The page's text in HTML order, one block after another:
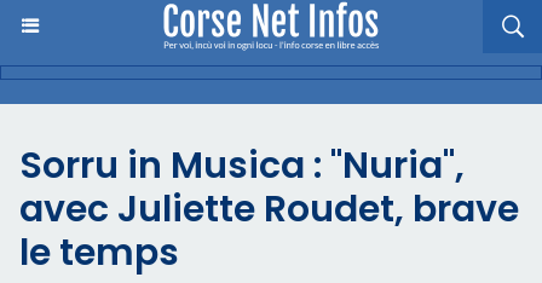
Sorru in Musica : "Nuria",
avec Juliette Roudet, brave
le temps